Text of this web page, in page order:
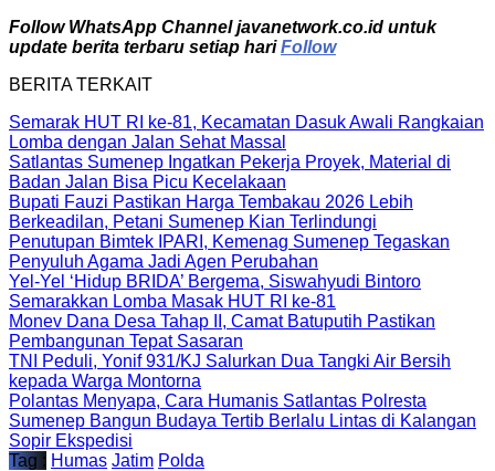
Follow WhatsApp Channel javanetwork.co.id untuk
update berita terbaru setiap hariFollow
BERITA TERKAIT
Semarak HUT RI ke-81, Kecamatan Dasuk Awali Rangkaian
Lomba dengan Jalan Sehat Massal
Satlantas Sumenep Ingatkan Pekerja Proyek, Material di
Badan Jalan Bisa Picu Kecelakaan
Bupati Fauzi Pastikan Harga Tembakau 2026 Lebih
Berkeadilan, Petani Sumenep Kian Terlindungi
Penutupan Bimtek IPARI, Kemenag Sumenep Tegaskan
Penyuluh Agama Jadi Agen Perubahan
Yel-Yel ‘Hidup BRIDA’ Bergema, Siswahyudi Bintoro
Semarakkan Lomba Masak HUT RI ke-81
Monev Dana Desa Tahap II, Camat Batuputih Pastikan
Pembangunan Tepat Sasaran
TNI Peduli, Yonif 931/KJ Salurkan Dua Tangki Air Bersih
kepada Warga Montorna
Polantas Menyapa, Cara Humanis Satlantas Polresta
Sumenep Bangun Budaya Tertib Berlalu Lintas di Kalangan
Sopir Ekspedisi
Tag : Humas Jatim Polda